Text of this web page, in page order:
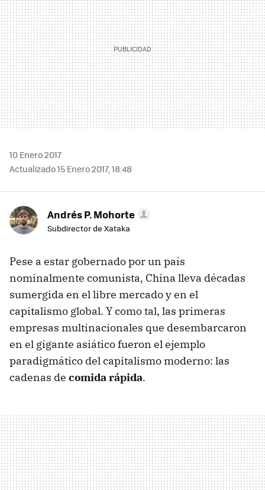
10 Enero 2017
Actualizado 15 Enero 2017, 18:48
Andrés P. Mohorte
Subdirector de Xataka
Pese a estar gobernado por un país
nominalmente comunista, China lleva décadas
sumergida en el libre mercado y en el
capitalismo global. Y como tal, las primeras
empresas multinacionales que desembarcaron
en el gigante asiático fueron el ejemplo
paradigmático del capitalismo moderno: las
cadenas de comida rápida.